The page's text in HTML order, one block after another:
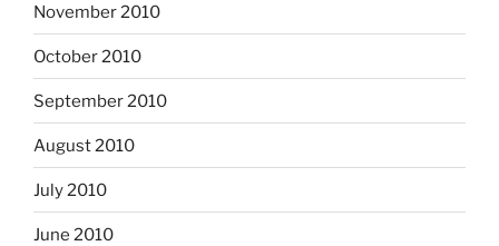
November 2010
October 2010
September 2010
August 2010
July 2010
June 2010